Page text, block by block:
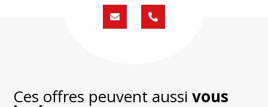
Formulaire
de
02
59
Ces offres peuvent aussivous